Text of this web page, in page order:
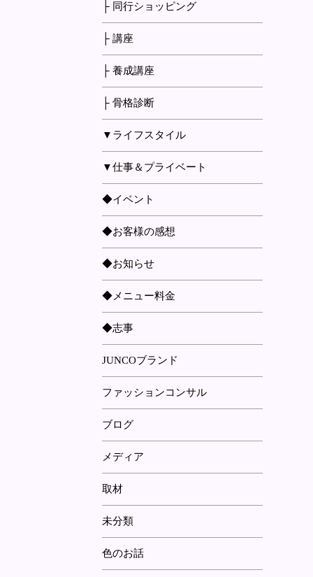
├ 同行ショッピング
├ 講座
├ 養成講座
├ 骨格診断
▼ライフスタイル
▼仕事＆プライベート
◆イベント
◆お客様の感想
◆お知らせ
◆メニュー料金
◆志事
JUNCOブランド
ファッションコンサル
ブログ
メディア
取材
未分類
色のお話